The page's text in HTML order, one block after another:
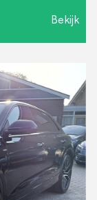
Bekijk